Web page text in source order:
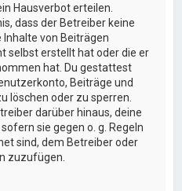
Hausverbot erteilen.
dass der Betreiber keine
von Beiträgen
selbst erstellt hat oder die er
hat. Du gestattest
Beiträge und
löschen oder zu sperren.
darüber hinaus, deine
sie gegen o. g. Regeln
sind, dem Betreiber oder
zuzufügen.